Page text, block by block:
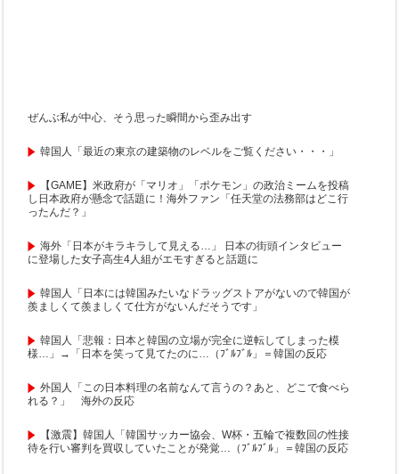
ぜんぶ私が中心、そう思った瞬間から歪み出す
韓国人「最近の東京の建築物のレベルをご覧ください・・・」
【GAME】米政府が「マリオ」「ポケモン」の政治ミームを投稿
し日本政府が懸念で話題に！海外ファン「任天堂の法務部はどこ行
ったんだ？」
海外「日本がキラキラして見える…」 日本の街頭インタビュー
に登場した女子高生4人組がエモすぎると話題に
韓国人「日本には韓国みたいなドラッグストアがないので韓国が
羨ましくて羨ましくて仕方がないんだそうです」
韓国人「悲報：日本と韓国の立場が完全に逆転してしまった模
様…」→「日本を笑って見てたのに…（ﾌﾞﾙﾌﾞﾙ」＝韓国の反応
外国人「この日本料理の名前なんて言うの？あと、どこで食べら
れる？」 海外の反応
【激震】韓国人「韓国サッカー協会、W杯・五輪で複数回の性接
待を行い審判を買収していたことが発覚…（ﾌﾞﾙﾌﾞﾙ」＝韓国の反応